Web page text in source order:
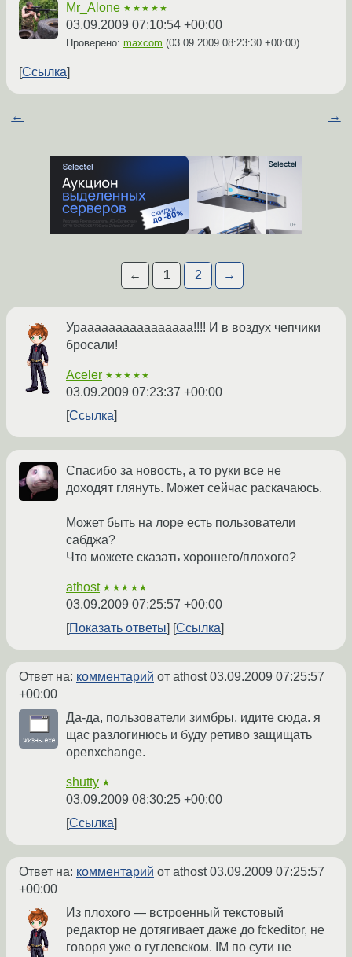
Mr_Alone ★★★★★
03.09.2009 07:10:54 +00:00
Проверено: maxcom (03.09.2009 08:23:30 +00:00)
Ссылка
← →
← 1 2 →
Ураааааааааааааааа!!!! И в воздух чепчики
бросали!
Aceler ★★★★★
03.09.2009 07:23:37 +00:00
Ссылка
Спасибо за новость, а то руки все не
доходят глянуть. Может сейчас раскачаюсь.
Может быть на лоре есть пользователи
сабджа?
Что можете сказать хорошего/плохого?
athost ★★★★★
03.09.2009 07:25:57 +00:00
Показать ответы
Ссылка
Ответ на: комментарий от athost03.09.2009 07:25:57
+00:00
Да-да, пользователи зимбры, идите сюда. я
щас разлогинюсь и буду ретиво защищать
openxchange.
shutty ★
03.09.2009 08:30:25 +00:00
Ссылка
Ответ на: комментарий от athost03.09.2009 07:25:57
+00:00
Из плохого — встроенный текстовый
редактор не дотягивает даже до fckeditor, не
говоря уже о гуглевском. IM по сути не